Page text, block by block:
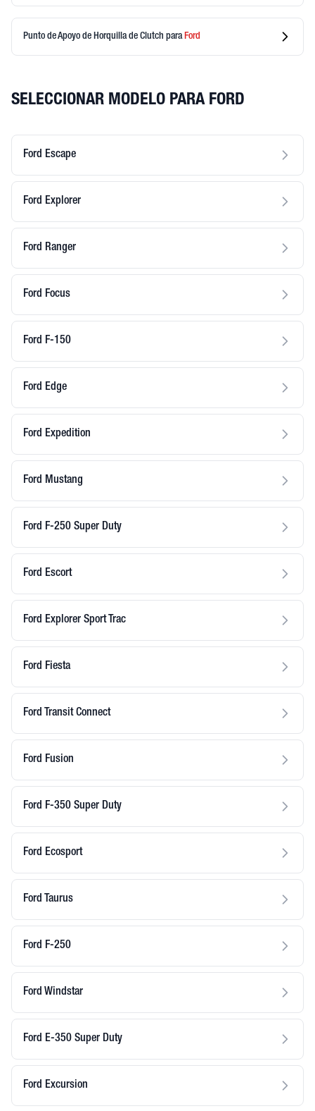
Punto de Apoyo de Horquilla de Clutch para Ford
SELECCIONAR MODELO PARA FORD
Ford Escape
Ford Explorer
Ford Ranger
Ford Focus
Ford F-150
Ford Edge
Ford Expedition
Ford Mustang
Ford F-250 Super Duty
Ford Escort
Ford Explorer Sport Trac
Ford Fiesta
Ford Transit Connect
Ford Fusion
Ford F-350 Super Duty
Ford Ecosport
Ford Taurus
Ford F-250
Ford Windstar
Ford E-350 Super Duty
Ford Excursion